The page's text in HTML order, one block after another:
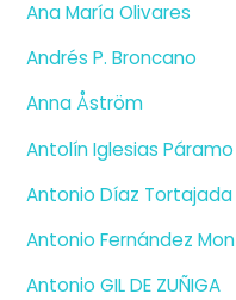
Ana María Olivares
Andrés P. Broncano
Anna Åström
Antolín Iglesias Páramo
Antonio Díaz Tortajada
Antonio Fernández
Antonio GIL DE ZUÑIGA